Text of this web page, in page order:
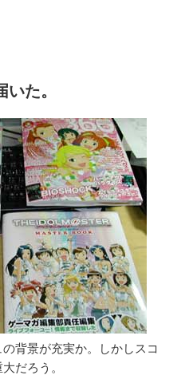
た。
背景が充実か。しかしスコ
だろう。